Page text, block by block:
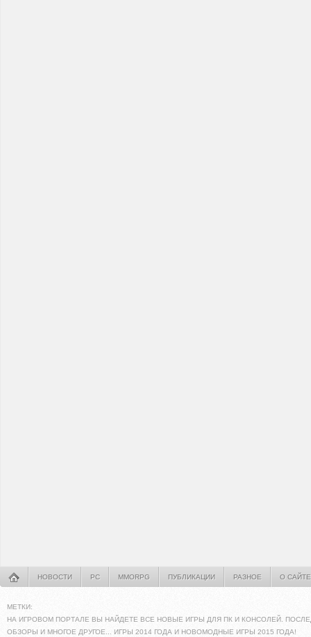
НОВОСТИ PC MMORPG ПУБЛИКАЦИИ РАЗНОЕ О САЙТЕ
МЕТКИ:
НА ИГРОВОМ ПОРТАЛЕ ВЫ НАЙДЕТЕ ВСЕ НОВЫЕ ИГРЫ ДЛЯ ПК И КОНСОЛЕЙ.
ОБЗОРЫ И МНОГОЕ ДРУГОЕ... ИГРЫ 2014 ГОДА И НОВОМОДНЫЕ ИГРЫ 2015 ГОДА!